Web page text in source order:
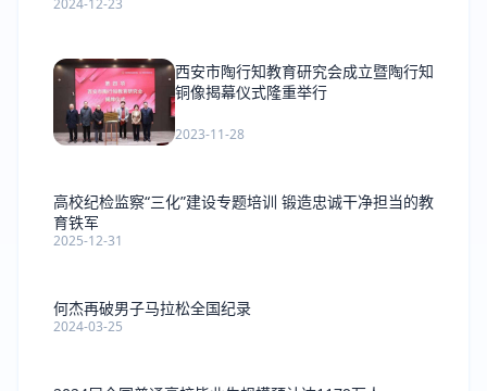
2024-12-23
西安市陶行知教育研究会成立暨陶行知
铜像揭幕仪式隆重举行
2023-11-28
高校纪检监察“三化”建设专题培训 锻造忠诚干净担当的教
育铁军
2025-12-31
何杰再破男子马拉松全国纪录
2024-03-25